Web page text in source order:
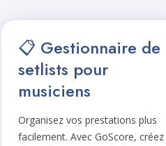
📋 Gestionnaire de
setlists pour
musiciens
Organisez vos prestations plus
facilement. Avec GoScore, créez